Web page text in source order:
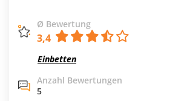
Ø Bewertung
3,4
Einbetten
Anzahl Bewertungen
5